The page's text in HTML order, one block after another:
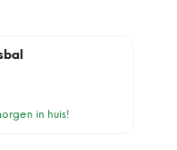
in huis!